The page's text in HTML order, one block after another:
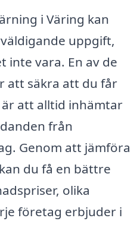
i Väring kan
uppgift,
inte vara. En av de
att säkra att du får
att alltid inhämtar
från
Genom att jämföra
du få en bättre
olika
företag erbjuder i